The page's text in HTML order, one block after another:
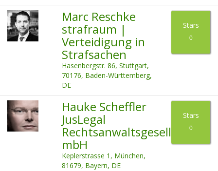
Marc Reschke
strafraum |
Verteidigung in
Strafsachen
Hasenbergstr. 86, Stuttgart,
70176, Baden-Württemberg,
DE
Stars
0
Hauke Scheffler
JusLegal
Rechtsanwaltsgesellschaft
mbH
Keplerstrasse 1, München,
81679, Bayern, DE
Stars
0